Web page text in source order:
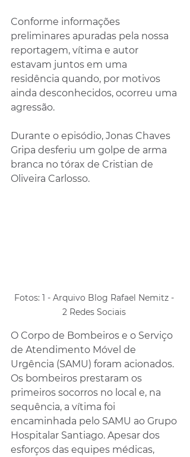
Conforme informações
preliminares apuradas pela nossa
reportagem, vítima e autor
estavam juntos em uma
residência quando, por motivos
ainda desconhecidos, ocorreu uma
agressão.
Durante o episódio, Jonas Chaves
Gripa desferiu um golpe de arma
branca no tórax de Cristian de
Oliveira Carlosso.
Fotos: 1 - Arquivo Blog Rafael Nemitz -
2 Redes Sociais
O Corpo de Bombeiros e o Serviço
de Atendimento Móvel de
Urgência (SAMU) foram acionados.
Os bombeiros prestaram os
primeiros socorros no local e, na
sequência, a vítima foi
encaminhada pelo SAMU ao Grupo
Hospitalar Santiago. Apesar dos
esforços das equipes médicas,